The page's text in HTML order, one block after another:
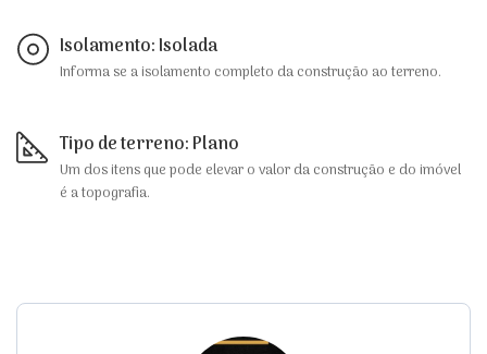
Isolamento: Isolada
Informa se a isolamento completo da construção ao terreno.
Tipo de terreno: Plano
Um dos itens que pode elevar o valor da construção e do imóvel
é a topografia.